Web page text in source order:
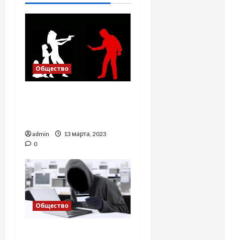
Общество
admin
13 марта, 2023
0
Общество